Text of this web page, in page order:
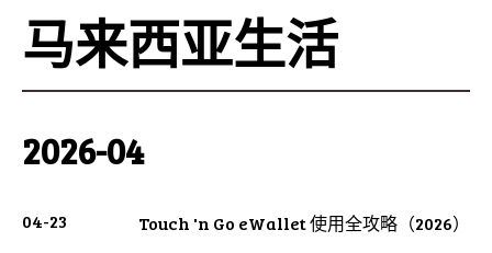
马来西亚生活
2026-04
04-23 Touch 'n Go eWallet 使用全攻略（2026）